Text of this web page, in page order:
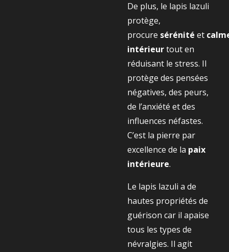
De plus, le lapis lazuli
protège,
procure sérénité et
intérieurtout en
réduisant le stress. Il
protège des pensées
négatives, des peurs,
de l’anxiété et des
influences néfastes.
C’est la pierre par
excellence de la paix
intérieure.
Le lapis lazuli a de
hautes propriétés de
guérison car il apaise
tous les types de
névralgies. Il agit